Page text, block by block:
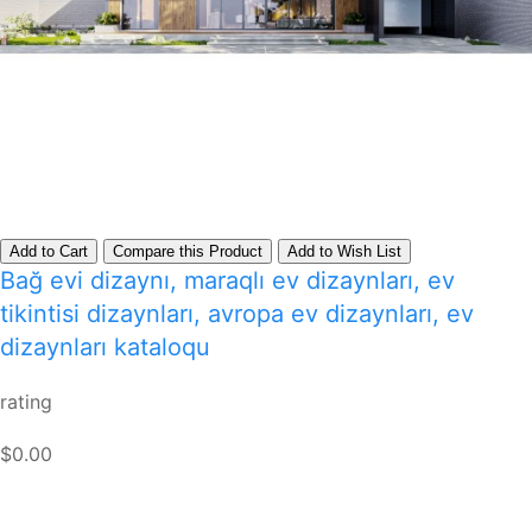
Add to Cart Compare this Product Add to Wish List
Bağ evi dizaynı, maraqlı ev dizaynları, ev
tikintisi dizaynları, avropa ev dizaynları, ev
dizaynları kataloqu
rating
$0.00